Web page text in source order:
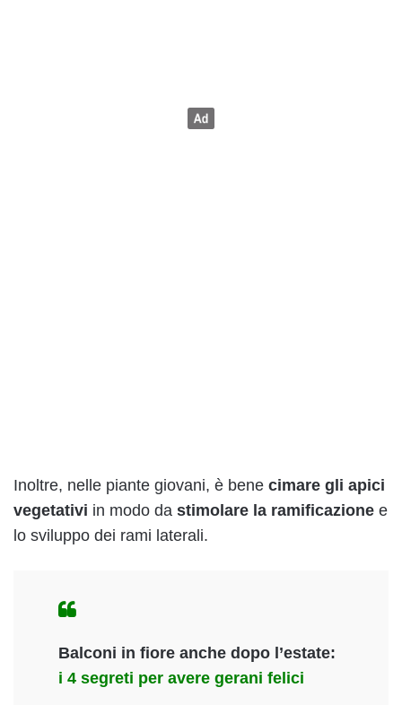
Inoltre, nelle piante giovani, è bene cimare gli apici
vegetativi in modo da stimolare la ramificazione e
lo sviluppo dei rami laterali.
Balconi in fiore anche dopo l’estate:
i 4 segreti per avere gerani felici